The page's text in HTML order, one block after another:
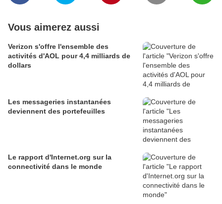
Vous aimerez aussi
Verizon s'offre l'ensemble des
activités d'AOL pour 4,4 milliards de
dollars
Les messageries instantanées
deviennent des portefeuilles
Le rapport d'Internet.org sur la
connectivité dans le monde